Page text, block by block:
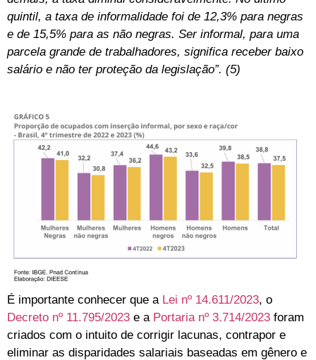
quintil, a taxa de informalidade foi de 12,3% para negras
e de 15,5% para as não negras. Ser informal, para uma
parcela grande de trabalhadores, significa receber baixo
salário e não ter proteção da legislação”. (5)
É importante conhecer que a Lei nº 14.611/2023, o
Decreto nº 11.795/2023 e a Portaria nº 3.714/2023 foram
criados com o intuito de corrigir lacunas, contrapor e
eliminar as disparidades salariais baseadas em gênero e